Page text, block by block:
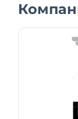
линия.
Локация